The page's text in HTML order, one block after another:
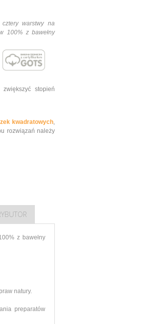
cztery warstwy na
100% z bawełny
stopień
kwadratowych,
rozwiązań należy
z bawełny
natury.
preparatów